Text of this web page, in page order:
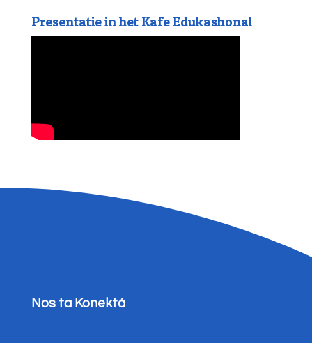
Presentatie in het Kafe Edukashonal
Nos ta Konektá